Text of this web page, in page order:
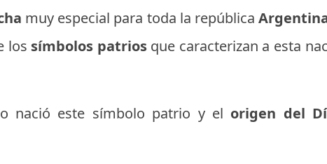
muy especial para toda la república
los símbolos patrios que caracterizan a esta
nació este símbolo patrio y el origen del